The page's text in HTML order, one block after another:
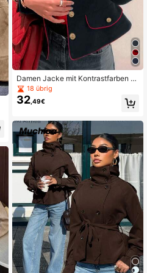
Damen Jacke mit Kontrastfarben fü
r Langarmjacke für den Außenberei
ch, Frühling/Herbst
18 übrig
32,49€